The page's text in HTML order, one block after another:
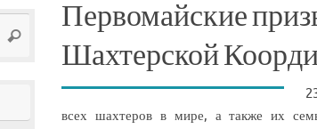
Первомайские
Шахтерской
всех шахтеров в мире, а также их
Search
Search